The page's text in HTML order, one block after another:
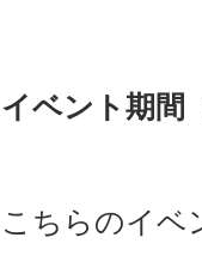
イベント期間
こちらのイ